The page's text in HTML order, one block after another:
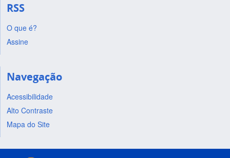
RSS
O que é?
Assine
Navegação
Acessibilidade
Alto Contraste
Mapa do Site